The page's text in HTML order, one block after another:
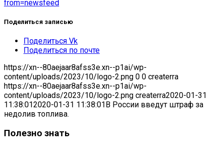
from=newsfeed
Поделиться записью
Поделиться Vk
Поделиться по почте
https://xn--80aejaar8afss3e.xn--p1ai/wp-
content/uploads/2023/10/logo-2.png 0 0 createrra
https://xn--80aejaar8afss3e.xn--p1ai/wp-
content/uploads/2023/10/logo-2.png createrra2020-01-31
11:38:012020-01-31 11:38:01 В России введут штраф за
недолив топлива.
Полезно знать